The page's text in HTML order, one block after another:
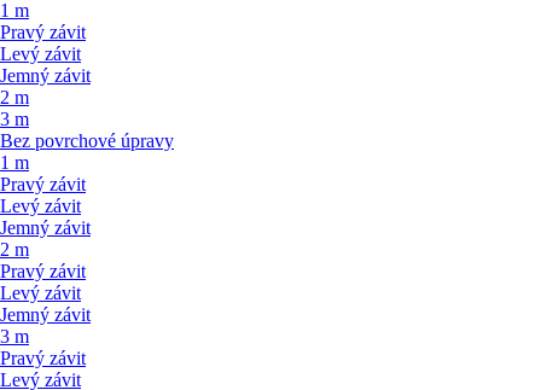
1 m
Pravý závit
Levý závit
Jemný závit
2 m
3 m
Bez povrchové úpravy
1 m
Pravý závit
Levý závit
Jemný závit
2 m
Pravý závit
Levý závit
Jemný závit
3 m
Pravý závit
Levý závit